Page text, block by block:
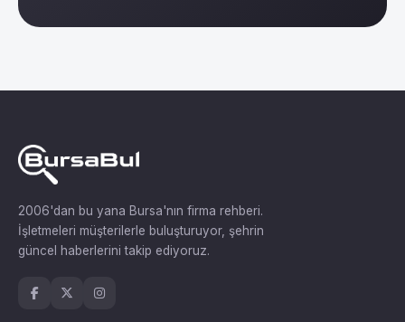
2006'dan bu yana Bursa'nın firma rehberi.
İşletmeleri müşterilerle buluşturuyor, şehrin
güncel haberlerini takip ediyoruz.